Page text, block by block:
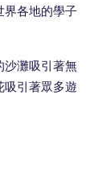
界各地的學子
沙灘吸引著無
吸引著眾多遊